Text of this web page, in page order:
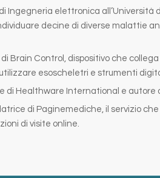
Ingegneria elettronica all’Università
decine di diverse malattie
Brain Control, dispositivo che
esoscheletri e strumenti
di Healthware International e autore
di Paginemediche, il servizio
di visite online.